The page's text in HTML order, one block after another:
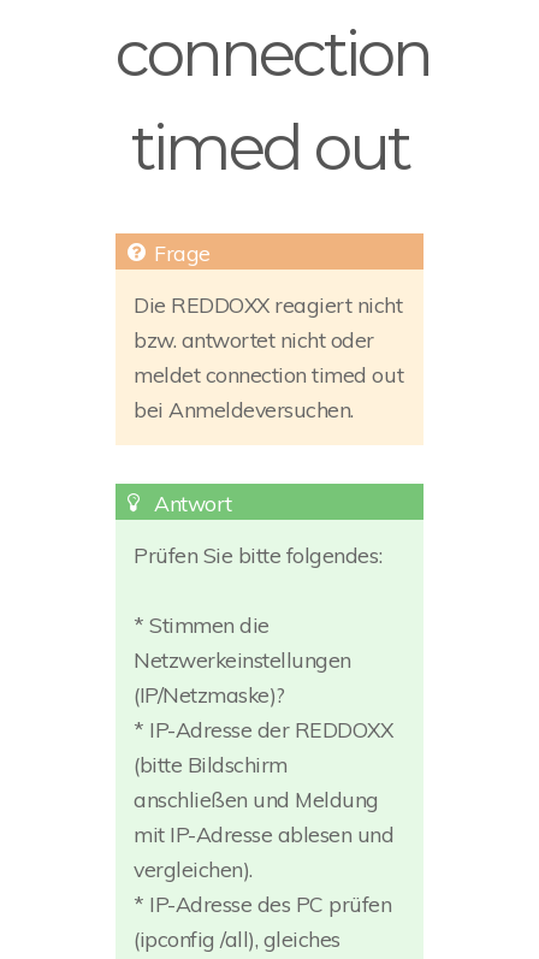
connection
timed out
Die REDDOXX reagiert nicht
bzw. antwortet nicht oder
meldet connection timed out
bei Anmeldeversuchen.
Prüfen Sie bitte folgendes:
* Stimmen die
Netzwerkeinstellungen
(IP/Netzmaske)?
* IP-Adresse der REDDOXX
(bitte Bildschirm
anschließen und Meldung
mit IP-Adresse ablesen und
vergleichen).
* IP-Adresse des PC prüfen
(ipconfig /all), gleiches